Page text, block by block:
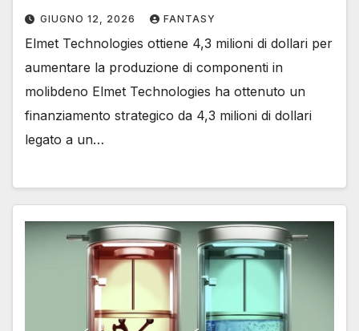
GIUGNO 12, 2026 FANTASY
Elmet Technologies ottiene 4,3 milioni di dollari per
aumentare la produzione di componenti in
molibdeno Elmet Technologies ha ottenuto un
finanziamento strategico da 4,3 milioni di dollari
legato a un…